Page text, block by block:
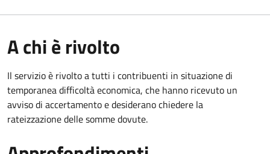
A chi è rivolto
Il servizio è rivolto a tutti i contribuenti in situazione di
temporanea difficoltà economica, che hanno ricevuto un
avviso di accertamento e desiderano chiedere la
rateizzazione delle somme dovute.